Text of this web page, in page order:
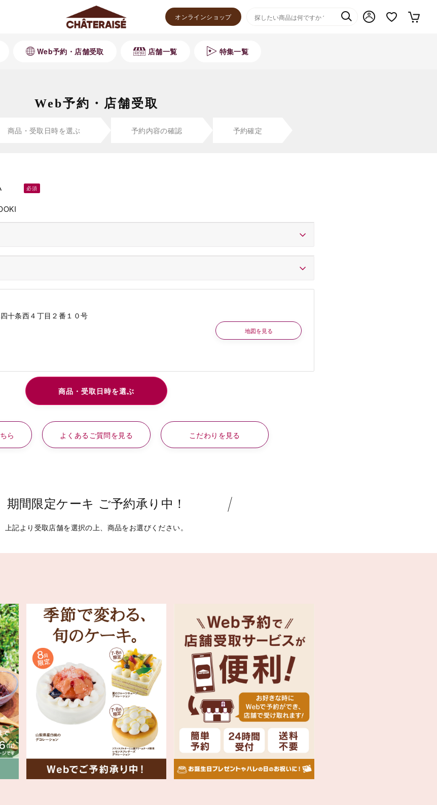
オンラインショップ
Web予約・店舗受取 店舗一覧 特集一覧
Web予約・店舗受取
商品・受取 日時を選ぶ 予約内容の確認 予約確定
十条西４丁目２番１０号
地図を見る
ら よくあるご質問を見る こだわりを見る
期間限定ケーキ ご予約承り中！
上記より受取店舗を選択の上、商品をお選びください。